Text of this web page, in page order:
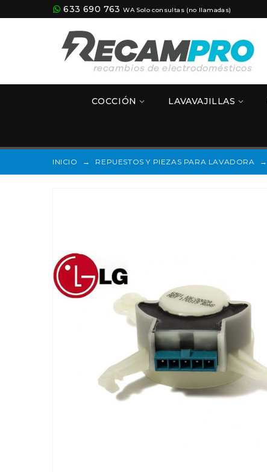
633 690 763 WA Solo consultas (no llamadas)
COCCIÓN LAVAVAJILLAS
INICIO → REPUESTOS Y PIEZAS PARA LAVADORA →